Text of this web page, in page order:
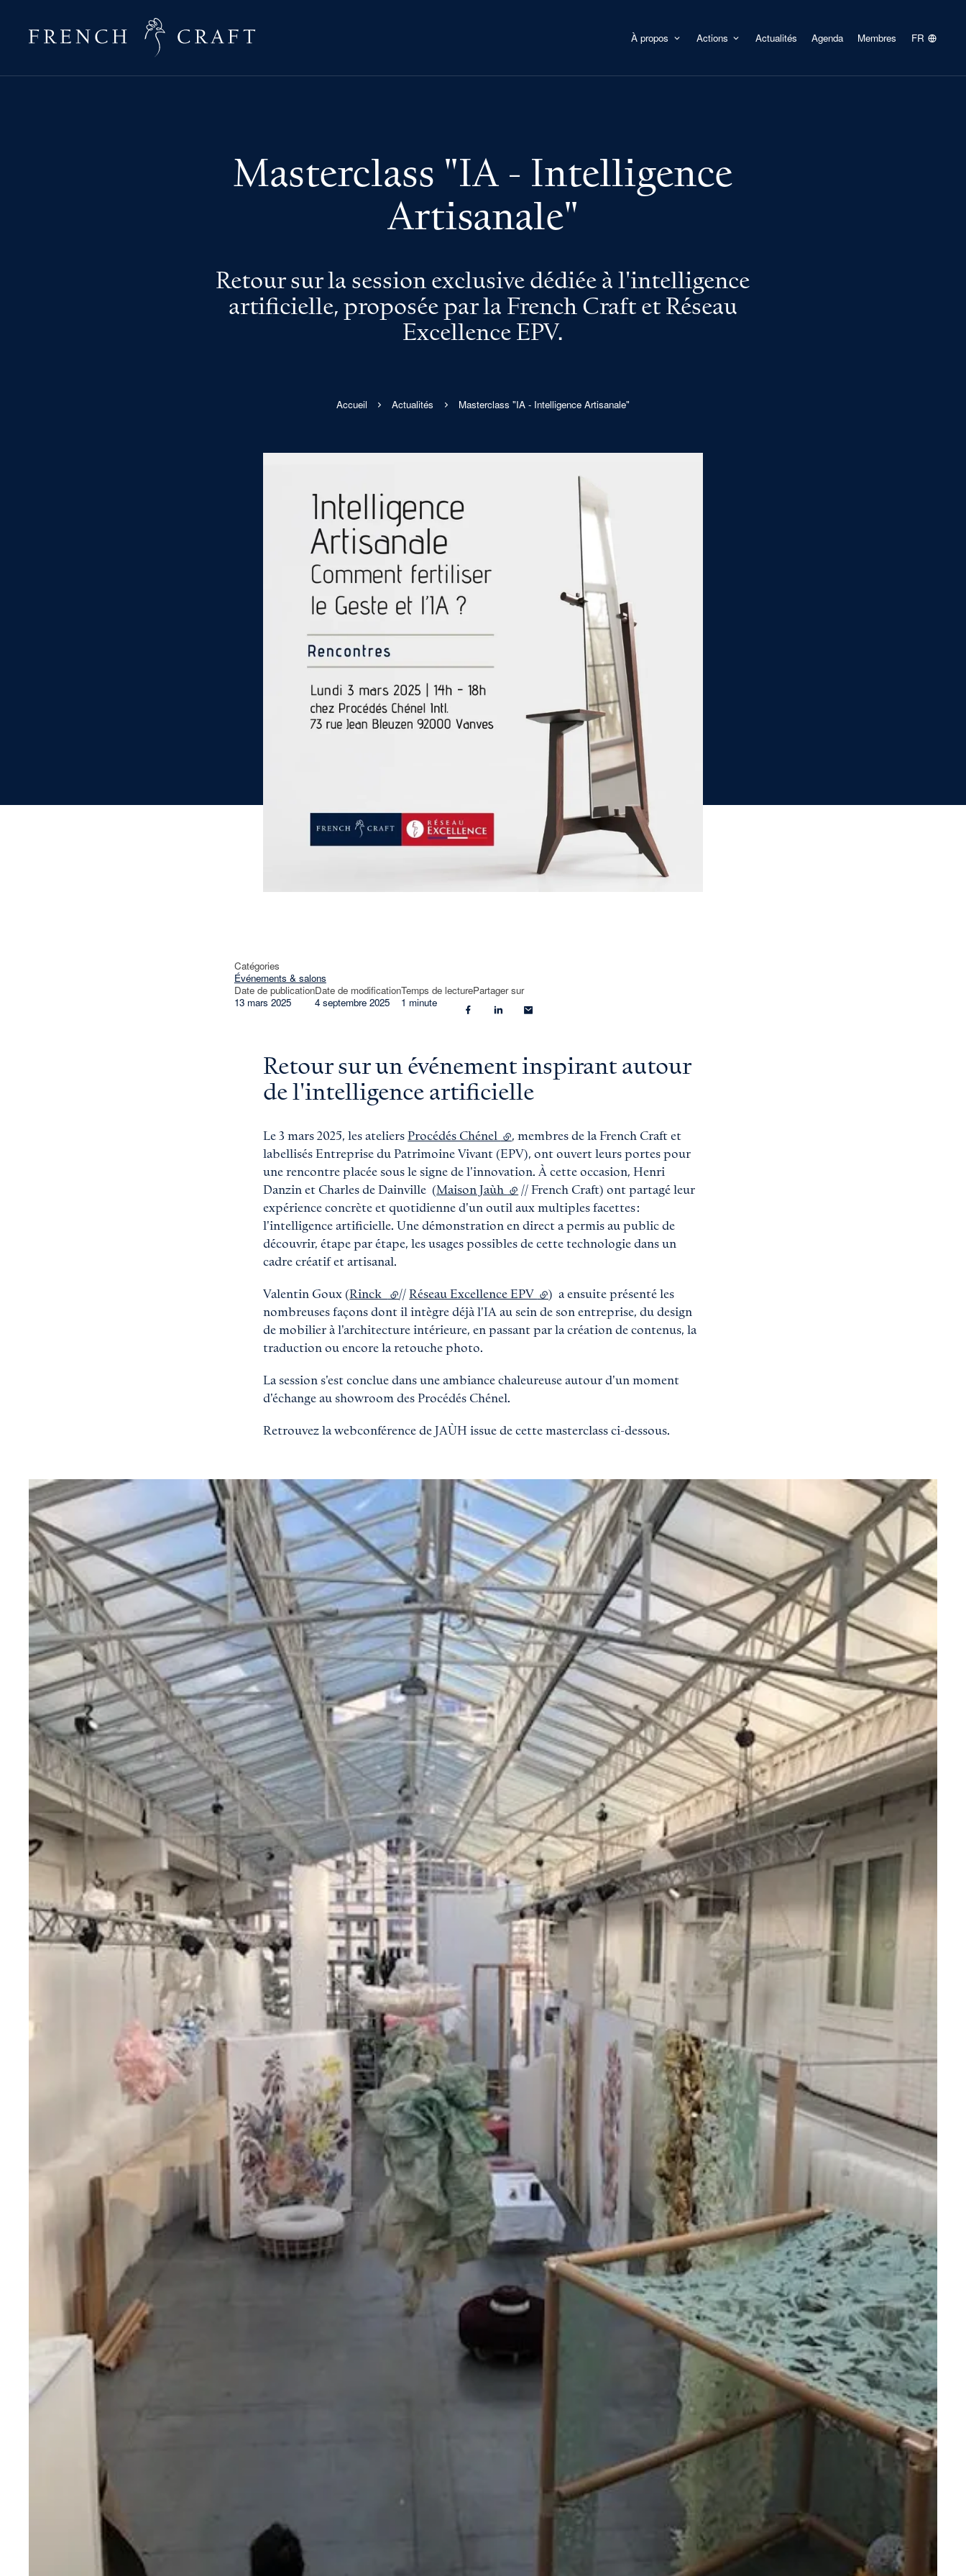
À propos Actions Actualités Agenda Membres FR
Masterclass "IA - Intelligence
Artisanale"
Retour sur la session exclusive dédiée à l'intelligence
artificielle, proposée par la French Craft et Réseau
Excellence EPV.
Accueil Actualités Masterclass "IA - Intelligence Artisanale"
Catégories
Événements & salons
Date de publication
13 mars 2025
Date de modification
4 septembre 2025
Temps de lecture
1 minute
Partager sur
Retour sur un événement inspirant autour
de l'intelligence artificielle
Le 3 mars 2025, les ateliersProcédés Chénel (lien externe)
, membres de la French Craft et
labellisés Entreprise du Patrimoine Vivant (EPV), ont ouvert leurs portes pour
une rencontre placée sous le signe de l'innovation. À cette occasion, Henri
Danzin et Charles de Dainville (Maison Jaùh (lien externe)
// French Craft) ont partagé leur
expérience concrète et quotidienne d'un outil aux multiples facettes :
l'intelligence artificielle. Une démonstration en direct a permis au public de
découvrir, étape par étape, les usages possibles de cette technologie dans un
cadre créatif et artisanal.
Valentin Goux (Rinck (lien externe)
//Réseau Excellence EPV (lien externe)
) a ensuite présenté les
nombreuses façons dont il intègre déjà l'IA au sein de son entreprise, du design
de mobilier à l'architecture intérieure, en passant par la création de contenus, la
traduction ou encore la retouche photo.
La session s'est conclue dans une ambiance chaleureuse autour d'un moment
d'échange au showroom des Procédés Chénel.
Retrouvez la webconférence de JAÙH issue de cette masterclass ci-dessous.
Agrandir